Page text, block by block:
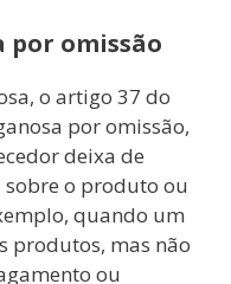
por omissão
o artigo 37 do
por omissão,
deixa de
o produto ou
quando um
produtos, mas não
ou